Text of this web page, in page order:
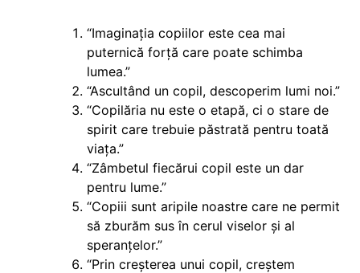
“Imaginația copiilor este cea mai
puternică forță care poate schimba
lumea.”
“Ascultând un copil, descoperim lumi noi.”
“Copilăria nu este o etapă, ci o stare de
spirit care trebuie păstrată pentru toată
viața.”
“Zâmbetul fiecărui copil este un dar
pentru lume.”
“Copiii sunt aripile noastre care ne permit
să zburăm sus în cerul viselor și al
speranțelor.”
“Prin creșterea unui copil, creștem